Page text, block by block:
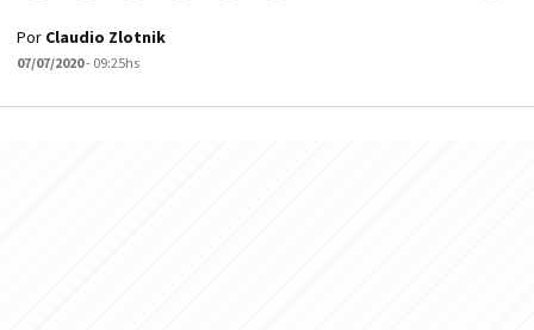
Por Claudio Zlotnik
07/07/2020- 09:25hs